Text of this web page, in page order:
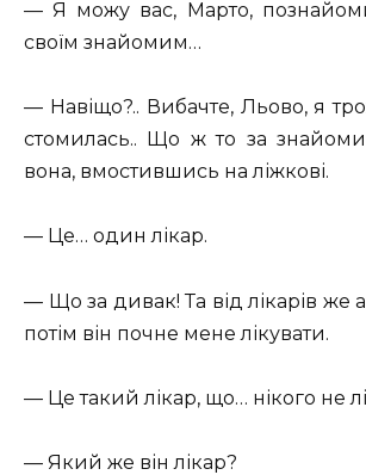
— Я можу вас, Марто,
своїм знайомим…
— Навіщо?.. Вибачте, Льово, я
стомилась.. Що ж то за
вона, вмостившись на ліжкові.
— Це… один лікар.
— Що за дивак! Та від лікарів же
потім він почне мене лікувати.
— Це такий лікар, що… нікого не
— Який же він лікар?